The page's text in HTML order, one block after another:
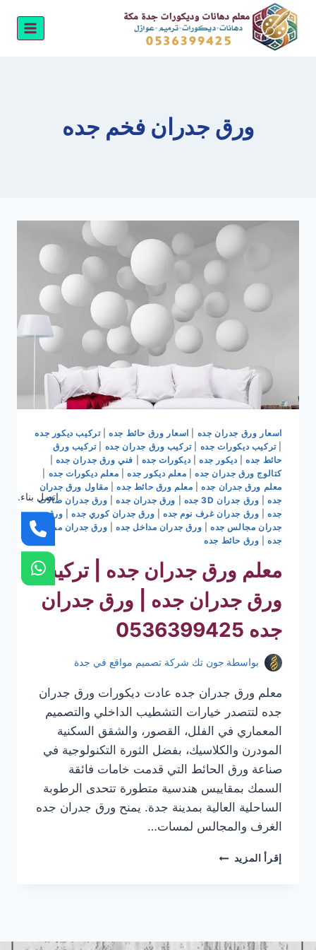
التجاوز
المحتوى
ورق جدران فخم جده
اسعار ورق جدران جده اسعار ورق حائط جده|تركيب ديكور جده
|تركيب ديكورات جده |تركيب ورق جدران جده |تركيب ورق
حائط جده| ديكور جده| ديكورات جده فني ورق جدران جده
كتالوج ورق جدران جده| معلم ديكور جده معلم ديكورات جده
معلم ورق جدران جده| معلم ورق حائط جده| مقاول ورق جدران
جده| ورق جدران 3D جده ورق جدران جده| ورق جدران صالات
جده| ورق جدران غرف نوم جده ورق جدران كوري جده| ورق
جدران مجالس جده| ورق جدران مداخل جده
ورق جدران ممرات
جده| ورق حائط جده
معلم ورق جدران جده | تركيب
ورق جدران جده | ورق جدران
جده 0536399425
بواسطة جون تك شركة تصميم مواقع في جدة
معلم ورق جدران جده عادت ديكورات ورق جدران
جده لتتصدر خيارات التشطيب الداخلي والتصميم
المعماري في الفلل، القصور، والشقق السكنية
المودرن والكلاسيك، بفضل الثورة التكنولوجية في
صناعة ورق الحائط التي قدمت خامات فائقة
السمك بمقاييس هندسية متطورة تتحدى الرطوبة
الساحلية العالية بمدينة جدة. يمنح ورق جدران جده
الغرف والمجالس لمسات…
إقرأ المزيد معلم
ورق
اتصل بناء.